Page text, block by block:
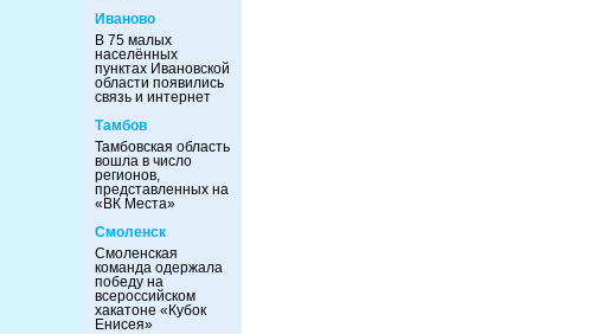
Иваново
В 75 малых
населённых
пунктах Ивановской
области появились
связь и интернет
Тамбов
Тамбовская область
вошла в число
регионов,
представленных на
«ВК Места»
Смоленск
Смоленская
команда одержала
победу на
всероссийском
хакатоне «Кубок
Енисея»